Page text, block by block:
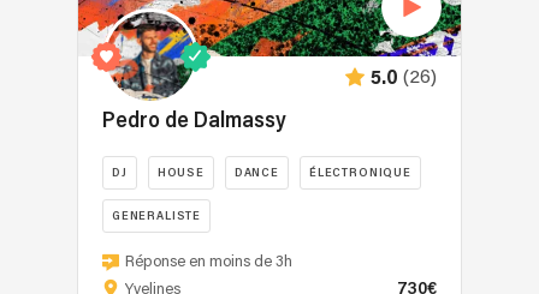
chanteurs
pour
créer
une
expérience
complète,
élégante
et
Fort
5.0 (26)
Pedro de Dalmassy
DJ HOUSE DANCE ÉLECTRONIQUE
GENERALISTE
DJ
depuis
Réponse en moins de 3h
Yvelines
730€